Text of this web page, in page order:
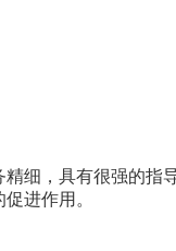
细，具有很强的指
进作用。